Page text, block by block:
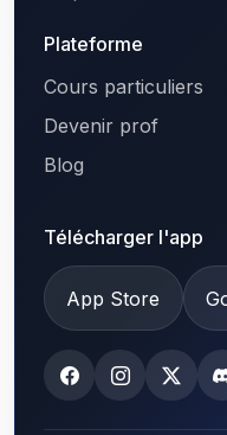
Plateforme
Cours particuliers
Devenir prof
Blog
Télécharger l'app
App Store